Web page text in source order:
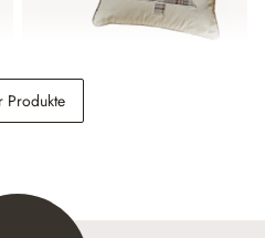
Kissenhülle 2er Set Ersac
Produkte